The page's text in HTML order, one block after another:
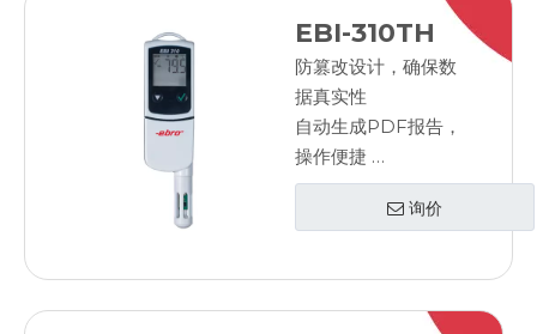
EBI-310TH
防篡改设计，确保数
据真实性
自动生成PDF报告，
操作便捷
通过简单易用的设计
最大限度地减少培训
通过标准报告流程消
除昂贵且耗时的
询价